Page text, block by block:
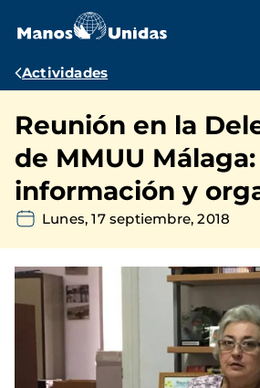
contenido
Ruta
navegación
Actividades
Reunión en la
de MMUU Málaga:
información y
Lunes, 17 septiembre, 2018